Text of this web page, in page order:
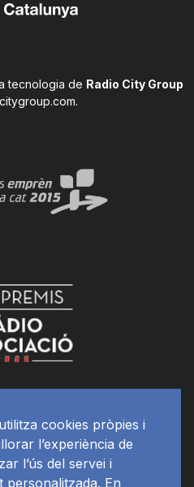
tecnologia de Radio City Group
.
cookies pròpies i
l’experiència de
l’ús del servei i
personalitzada. En